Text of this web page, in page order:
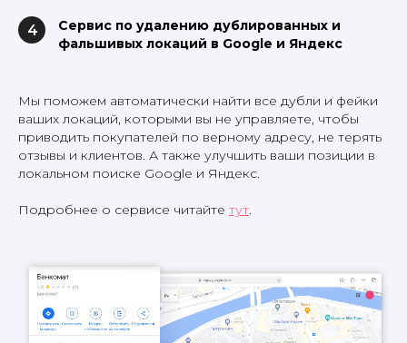
4
Сервис по удалению дублированных и
фальшивых локаций в Google и Яндекс
Мы поможем автоматически найти все дубли и фейки
ваших локаций, которыми вы не управляете, чтобы
приводить покупателей по верному адресу, не терять
отзывы и клиентов. А также улучшить ваши позиции в
локальном поиске Google и Яндекс.
Подробнее о сервисе читайте тут.